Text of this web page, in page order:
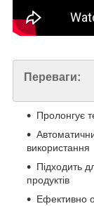
Переваги:
Пролонгує
використання
Підходить
продуктів
Ефективно